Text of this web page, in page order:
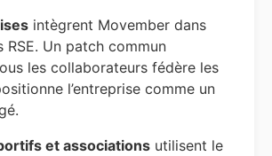
intègrent Movember dans
RSE. Un patch commun
les collaborateurs fédère les
l’entreprise comme un
et associations utilisent le